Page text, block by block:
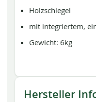
Holzschlegel
mit integriertem,
Gewicht: 6kg
Hersteller